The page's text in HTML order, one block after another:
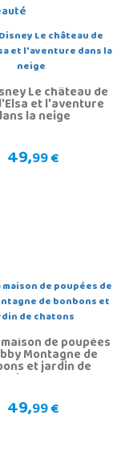
Le château de
et l'aventure
la neige
49,99 €
de poupées
Montagne de
et jardin de
chatons
49,99 €